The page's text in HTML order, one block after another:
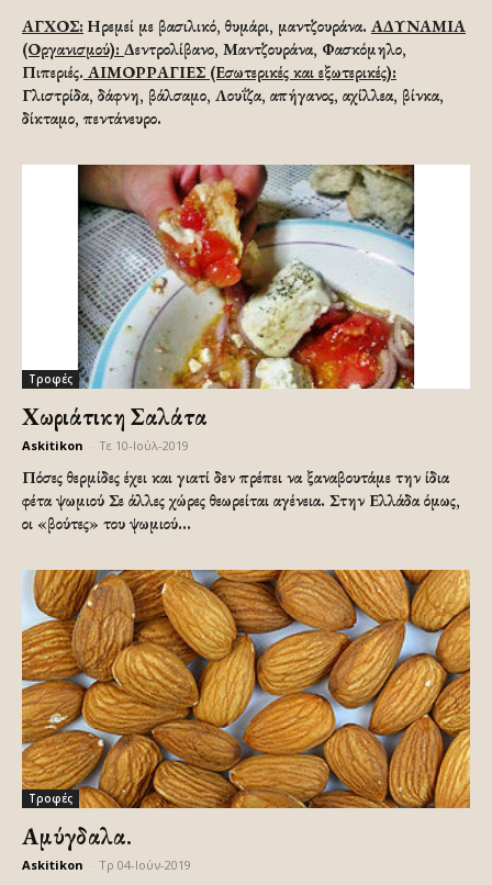
ΑΓΧΟΣ: Ηρεμεί με βασιλικό, θυμάρι, μαντζουράνα. ΑΔΥΝΑΜΙΑ
(Οργανισμού): Δεντρολίβανο, Μαντζουράνα, Φασκόμηλο,
Πιπεριές. ΑΙΜΟΡΡΑΓΙΕΣ (Εσωτερικές και εξωτερικές):
Γλιστρίδα, δάφνη, βάλσαμο, Λουΐζα, απήγανος, αχίλλεα, βίνκα,
δίκταμο, πεντάνευρο.
Τροφές
Χωριάτικη Σαλάτα
Askitikon Τε 10-Ιούλ-2019
Πόσες θερμίδες έχει και γιατί δεν πρέπει να ξαναβουτάμε την ίδια
φέτα ψωμιού Σε άλλες χώρες θεωρείται αγένεια. Στην Ελλάδα όμως,
οι «βούτες» του ψωμιού...
Τροφές
Αμύγδαλα.
Askitikon Τρ 04-Ιούν-2019